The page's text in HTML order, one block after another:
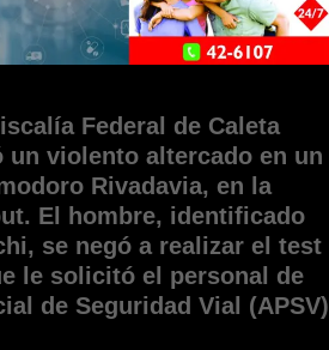
Federal de Caleta
un violento altercado en un
Rivadavia, en la
El hombre, identificado
se negó a realizar el test
le solicitó el personal de
de Seguridad Vial (APSV)